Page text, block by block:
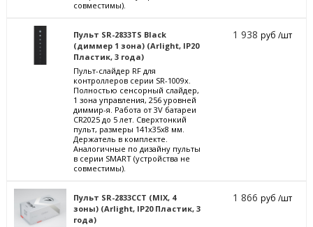
совместимы).
Пульт SR-2833TS Black
(диммер 1 зона) (Arlight, IP20
Пластик, 3 года)
Пульт-слайдер RF для
контроллеров серии SR-1009x.
Полностью сенсорный слайдер,
1 зона управления, 256 уровней
диммир-я. Работа от 3V батареи
CR2025 до 5 лет. Сверхтонкий
пульт, размеры 141x35x8 мм.
Держатель в комплекте.
Аналогичные по дизайну пульты
в серии SMART (устройства не
совместимы).
1 938руб /шт
Пульт SR-2833CCT (MIX, 4
зоны) (Arlight, IP20 Пластик, 3
года)
1 866руб /шт